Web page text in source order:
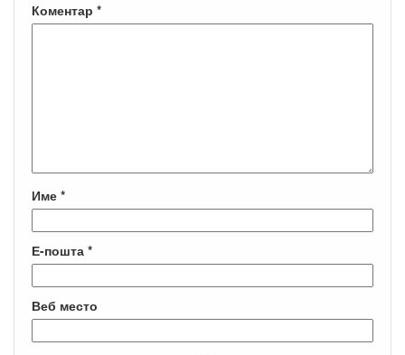
Коментар *
Име *
Е-пошта *
Веб место